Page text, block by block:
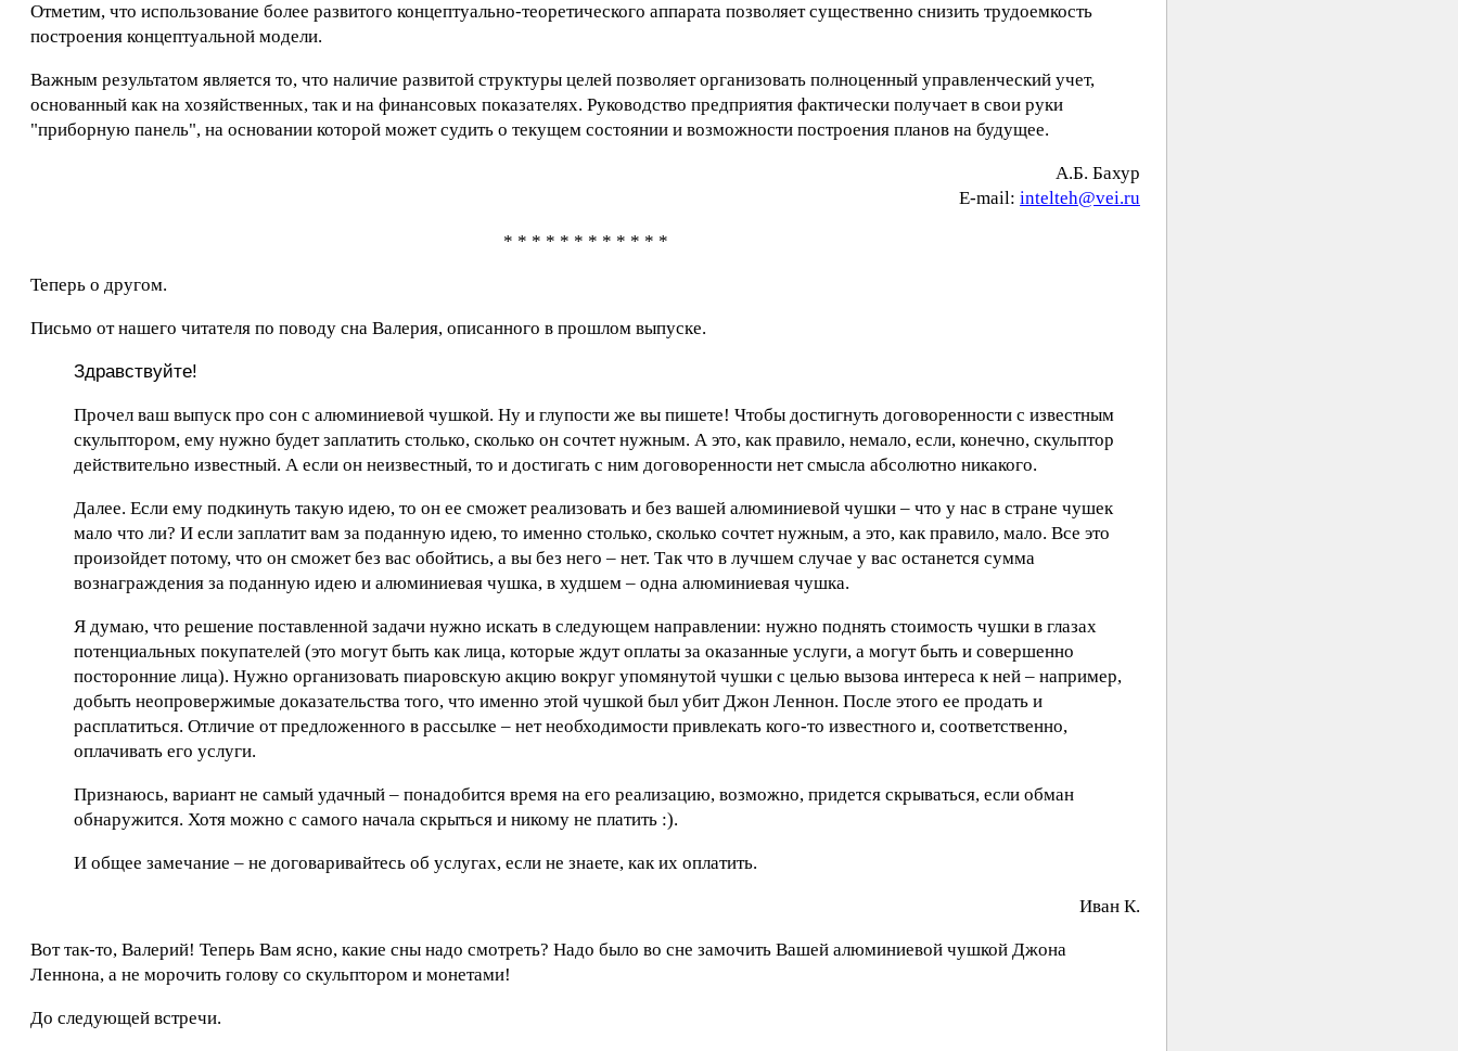
Отметим, что использование более развитого концептуально-теоретического аппарата позволяет существенно снизить трудоемкость
построения концептуальной модели.
Важным результатом является то, что наличие развитой структуры целей позволяет организовать полноценный управленческий учет,
основанный как на хозяйственных, так и на финансовых показателях. Руководство предприятия фактически получает в свои руки
"приборную панель", на основании которой может судить о текущем состоянии и возможности построения планов на будущее.
А.Б. Бахур
E-mail: intelteh@vei.ru
* * * * * * * * * * * *
Теперь о другом.
Письмо от нашего читателя по поводу сна Валерия, описанного в прошлом выпуске.
Здравствуйте!
Прочел ваш выпуск про сон с алюминиевой чушкой. Ну и глупости же вы пишете! Чтобы достигнуть договоренности с известным
скульптором, ему нужно будет заплатить столько, сколько он сочтет нужным. А это, как правило, немало, если, конечно, скульптор
действительно известный. А если он неизвестный, то и достигать с ним договоренности нет смысла абсолютно никакого.
Далее. Если ему подкинуть такую идею, то он ее сможет реализовать и без вашей алюминиевой чушки – что у нас в стране чушек
мало что ли? И если заплатит вам за поданную идею, то именно столько, сколько сочтет нужным, а это, как правило, мало. Все это
произойдет потому, что он сможет без вас обойтись, а вы без него – нет. Так что в лучшем случае у вас останется сумма
вознаграждения за поданную идею и алюминиевая чушка, в худшем – одна алюминиевая чушка.
Я думаю, что решение поставленной задачи нужно искать в следующем направлении: нужно поднять стоимость чушки в глазах
потенциальных покупателей (это могут быть как лица, которые ждут оплаты за оказанные услуги, а могут быть и совершенно
посторонние лица). Нужно организовать пиаровскую акцию вокруг упомянутой чушки с целью вызова интереса к ней – например,
добыть неопровержимые доказательства того, что именно этой чушкой был убит Джон Леннон. После этого ее продать и
расплатиться. Отличие от предложенного в рассылке – нет необходимости привлекать кого-то известного и, соответственно,
оплачивать его услуги.
Признаюсь, вариант не самый удачный – понадобится время на его реализацию, возможно, придется скрываться, если обман
обнаружится. Хотя можно с самого начала скрыться и никому не платить :).
И общее замечание – не договаривайтесь об услугах, если не знаете, как их оплатить.
Иван К.
Вот так-то, Валерий! Теперь Вам ясно, какие сны надо смотреть? Надо было во сне замочить Вашей алюминиевой чушкой Джона
Леннона, а не морочить голову со скульптором и монетами!
До следующей встречи.